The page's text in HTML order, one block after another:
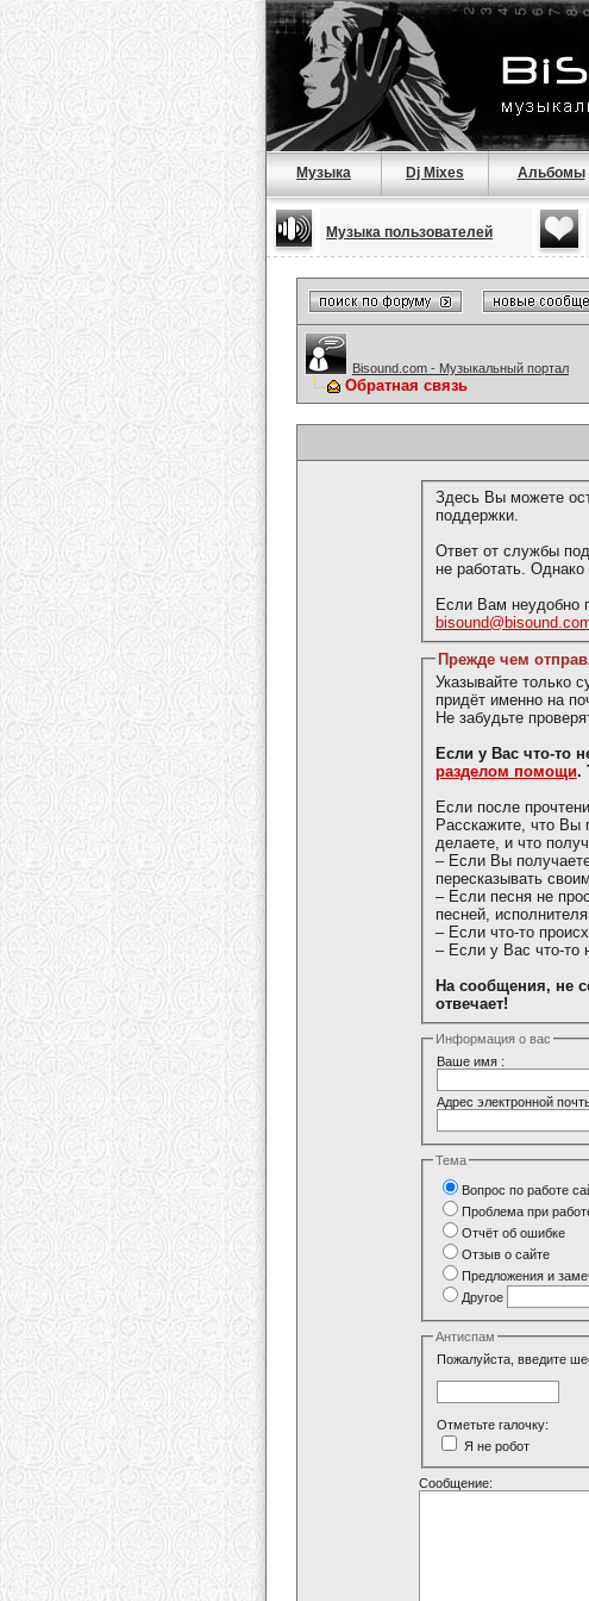
Музыка Dj Mixes Альбомы
Музыка пользователей
Bisound.com - Музыкальный портал
Обратная связь
Здесь Вы можете
поддержки.
Ответ от службы
не работать.
Если Вам неудобно
Прежде чем
Указывайте только
придёт именно на
Не забудьте
Если у Вас
разделом помощи
Если после
Расскажите, что Вы
делаете, и что
– Если Вы
пересказывать
– Если песня не
песней,
– Если что-то
– Если у Вас что-то
На сообщения, не
отвечает!
Информация о вас
Ваше имя :
Адрес электронной
Тема
Вопрос по работе
Проблема при
Отчёт об ошибке
Отзыв о сайте
Предложения и
Другое
Антиспам
Пожалуйста, введите
Отметьте галочку:
Я не робот
Сообщение: